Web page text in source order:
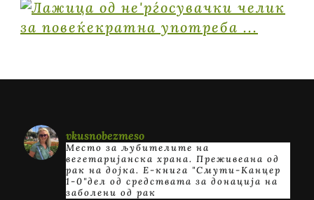
vkusnobezmeso
Место за љубителите на
вегетаријанска храна. Преживеана од
рак на дојка. E-книга "Смути-Канцер
1-0"дел од средствата за донација на
заболени од рак